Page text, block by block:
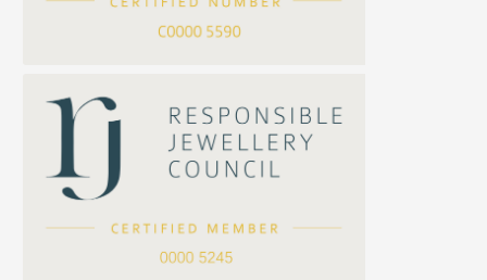
公司名稱
聯絡電話
方假繩鏈系列